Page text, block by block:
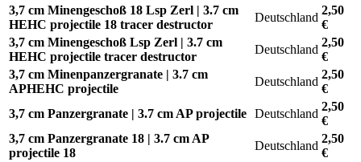
3,7 cm Minengeschoß 18 Lsp Zerl | 3.7 cm
HEHC projectile 18 tracer destructor
Deutschland
2,50
€
3,7 cm Minengeschoß Lsp Zerl | 3.7 cm
HEHC projectile tracer destructor
Deutschland
2,50
€
3,7 cm Minenpanzergranate | 3.7 cm
APHEHC projectile
Deutschland
2,50
€
3,7 cm Panzergranate | 3.7 cm AP projectile Deutschland
2,50
€
3,7 cm Panzergranate 18 | 3.7 cm AP
projectile 18
Deutschland
2,50
€